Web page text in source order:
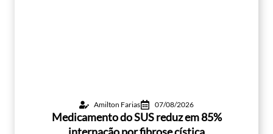
Amilton Farias 07/08/2026
Medicamento do SUS reduz em 85%